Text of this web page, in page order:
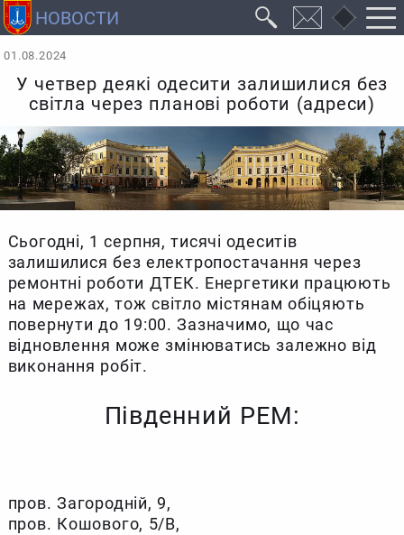
01.08.2024
У четвер деякі одесити залишилися без
світла через планові роботи (адреси)
Сьогодні, 1 серпня, тисячі одеситів
залишилися без електропостачання через
ремонтні роботи ДТЕК. Енергетики працюють
на мережах, тож світло містянам обіцяють
повернути до 19:00. Зазначимо, що час
відновлення може змінюватись залежно від
виконання робіт.
Південний РЕМ:
пров. Загородній, 9,
пров. Кошового, 5/В,